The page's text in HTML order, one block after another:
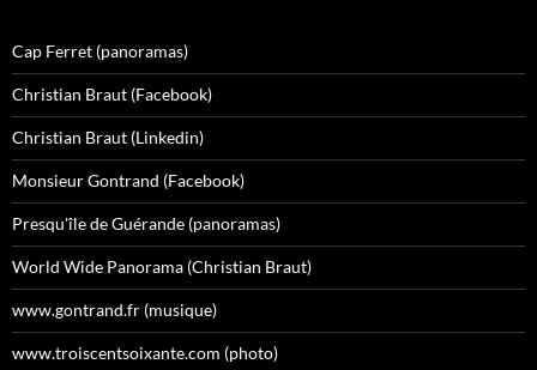
Cap Ferret (panoramas)
Christian Braut (Facebook)
Christian Braut (Linkedin)
Monsieur Gontrand (Facebook)
Presqu'île de Guérande (panoramas)
World Wide Panorama (Christian Braut)
www.gontrand.fr (musique)
www.troiscentsoixante.com (photo)